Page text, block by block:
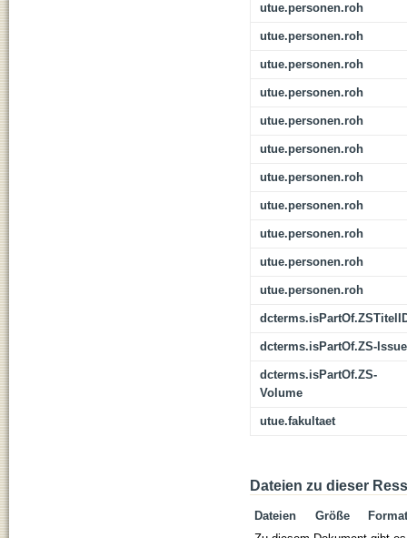
utue.personen.roh
utue.personen.roh
utue.personen.roh
utue.personen.roh
utue.personen.roh
utue.personen.roh
utue.personen.roh
utue.personen.roh
utue.personen.roh
utue.personen.roh
utue.personen.roh
dcterms.isPartOf.ZS-Issue
dcterms.isPartOf.ZS-
Volume
utue.fakultaet
Dateien zu dieser
Dateien Größe
Format